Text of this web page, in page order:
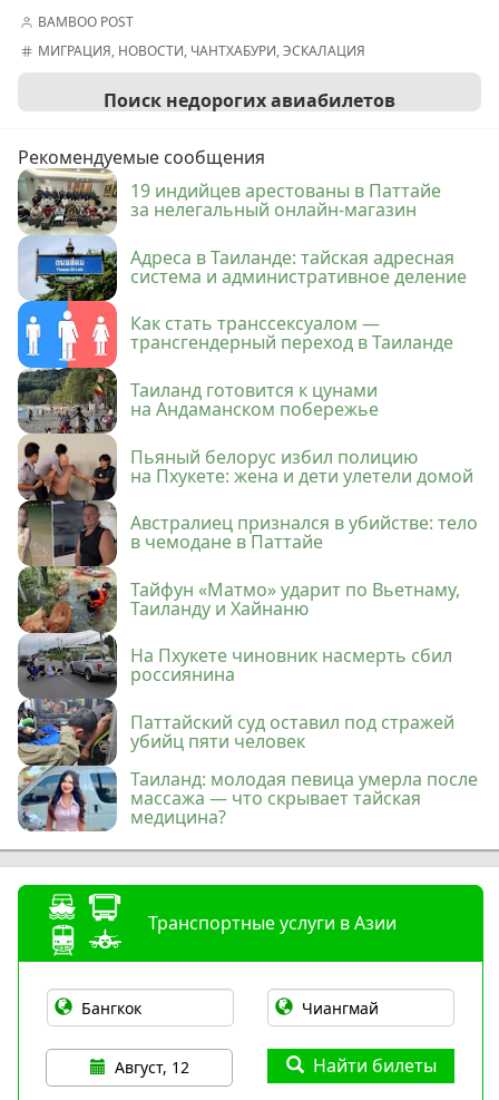
BAMBOO POST
МИГРАЦИЯ, НОВОСТИ, ЧАНТХАБУРИ,ЭСКАЛАЦИЯ
Поиск недорогих авиабилетов
Рекомендуемые сообщения
19 индийцев арестованы в Паттайе
за нелегальный онлайн-магазин
Адреса в Таиланде: тайская адресная
система и административное деление
Как стать транссексуалом —
трансгендерный переход в Таиланде
Таиланд готовится к цунами
на Андаманском побережье
Пьяный белорус избил полицию
на Пхукете: жена и дети улетели домой
Австралиец признался в убийстве: тело
в чемодане в Паттайе
Тайфун «Матмо» ударит по Вьетнаму,
Таиланду и Хайнаню
На Пхукете чиновник насмерть сбил
россиянина
Паттайский суд оставил под стражей
убийц пяти человек
Таиланд: молодая певица умерла после
массажа — что скрывает тайская
медицина?
Транспортные услуги в Азии
Август, 12 Найти билеты